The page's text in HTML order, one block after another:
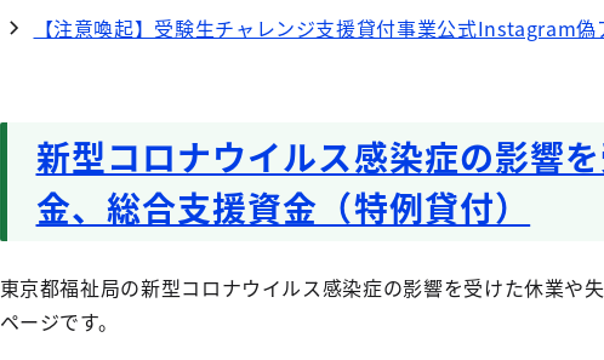
【注意喚起】受験生チャレンジ支援貸付事業公式Instagram
新型コロナウイルス感染症の影響
金、総合支援資金（特例貸付）
東京都福祉局の新型コロナウイルス感染症の影響を受けた休業
ページです。